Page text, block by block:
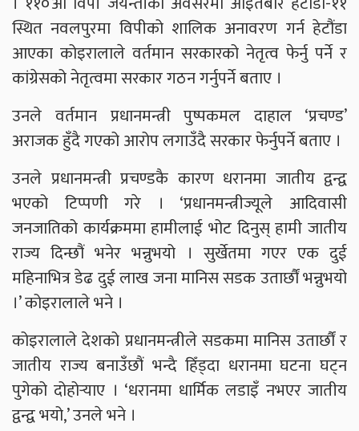
स्थित नवलपुरमा विपीको शालिक अनावरण गर्न हेटौंडा
आएका कोइरालाले वर्तमान सरकारको नेतृत्व फेर्नु पर्ने र
कांग्रेसको नेतृत्वमा सरकार गठन गर्नुपर्ने बताए ।
उनले वर्तमान प्रधानमन्त्री पुष्पकमल दाहाल ‘प्रचण्ड’
अराजक हुँदै गएको आरोप लगाउँदै सरकार फेर्नुपर्ने बताए ।
उनले प्रधानमन्त्री प्रचण्डकै कारण धरानमा जातीय द्वन्द्व
भएको टिप्पणी गरे । ‘प्रधानमन्त्रीज्यूले आदिवासी
जनजातिको कार्यक्रममा हामीलाई भोट दिनुस् हामी जातीय
राज्य दिन्छौं भनेर भन्नुभयो । सुर्खेतमा गएर एक दुई
महिनाभित्र डेढ दुई लाख जना मानिस सडक उतार्छौं भन्नुभयो
।’ कोइरालाले भने ।
कोइरालाले देशको प्रधानमन्त्रीले सडकमा मानिस उतार्छौं र
जातीय राज्य बनाउँछौं भन्दै हिँड्दा धरानमा घटना घट्न
पुगेको दोहोर्‍याए । ‘धरानमा धार्मिक लडाइँ नभएर जातीय
द्वन्द्व भयो,’ उनले भने ।